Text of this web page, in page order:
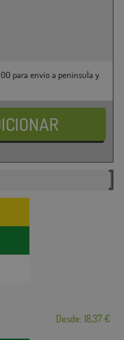
para envío a península y
Desde: 18,37 €